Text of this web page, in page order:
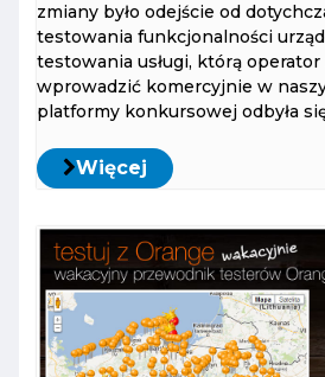
zmiany było odejście od
testowania funkcjonalności
testowania usługi, którą operator
wprowadzić komercyjnie w
platformy konkursowej odbyła
Więcej